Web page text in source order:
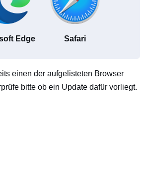
Edge Safari
einen der aufgelisteten Browser
bitte ob ein Update dafür vorliegt.